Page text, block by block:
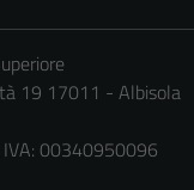
19 17011 - Albisola
IVA: 00340950096